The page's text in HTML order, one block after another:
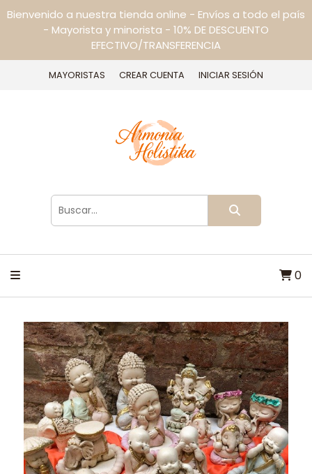
Bienvenido a nuestra tienda online - Envíos a todo el país
- Mayorista y minorista - 10% DE DESCUENTO
EFECTIVO/TRANSFERENCIA
MAYORISTAS CREAR CUENTA INICIAR SESIÓN
0